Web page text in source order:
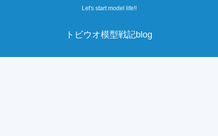
Let's start model life!!
トビウオ模型戦記blog